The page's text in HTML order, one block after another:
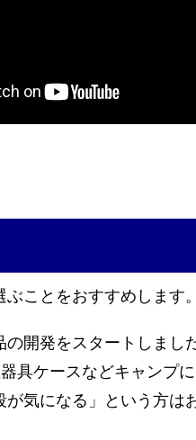
ことをおすすめします。
開発をスタートしまし
具ケースなどキャンプ
気になる」という方は